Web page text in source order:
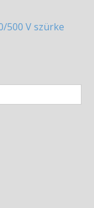
500 V szürke